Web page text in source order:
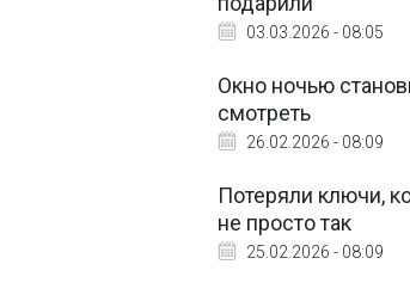
03.03.2026 - 08:05
Окно ночью
смотреть
26.02.2026 - 08:09
Потеряли ключи,
не просто так
25.02.2026 - 08:09